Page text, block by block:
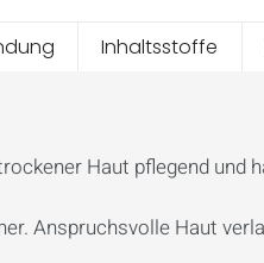
Inhaltsstoffe
Haut pflegend und
Anspruchsvolle Haut